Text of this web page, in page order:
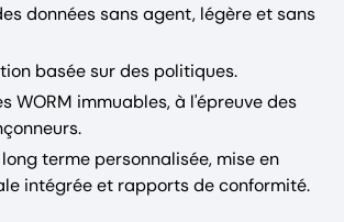
données sans agent, légère et sans
basée sur des politiques.
WORM immuables, à l'épreuve des
terme personnalisée, mise en
intégrée et rapports de conformité.